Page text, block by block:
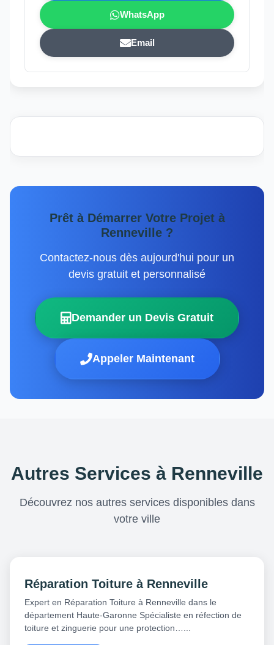
WhatsApp
Email
Prêt à Démarrer Votre Projet à
Renneville ?
Contactez-nous dès aujourd'hui pour un
devis gratuit et personnalisé
Demander un Devis Gratuit
Appeler Maintenant
Autres Services à Renneville
Découvrez nos autres services disponibles dans
votre ville
Réparation Toiture à Renneville
Expert en Réparation Toiture à Renneville dans le
département Haute-Garonne Spécialiste en réfection de
toiture et zinguerie pour une protection…...